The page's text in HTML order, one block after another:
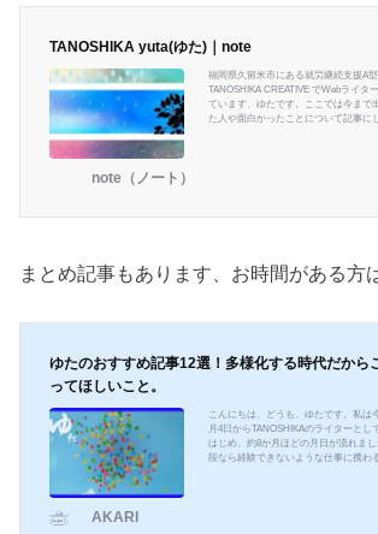
TANOSHIKA yuta(ゆた)｜note
福岡県久留米市にある就労継続支援A
TANOSHIKA CREATIVE でWebライタ
ています、ゆたです。ここでは今まで
た人や面白かったことについて記事に
note（ノート）
まとめ記事もあります、お時間がある方
ゆたのおすすめ記事12選！多様化する時代だから
ってほしいこと。
こんにちは、どうも、ゆたです。私は
月4日からTANOSHIKAのライターとし
はじめ、約8か月ほどの月日が流れま
段なら経験できないような仕事に携わ
AKARI